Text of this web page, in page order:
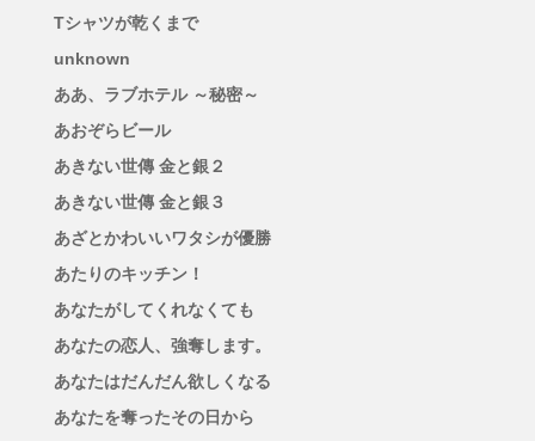
Tシャツが乾くまで
unknown
ああ、ラブホテル ～秘密～
あおぞらビール
あきない世傳 金と銀２
あきない世傳 金と銀３
あざとかわいいワタシが優勝
あたりのキッチン！
あなたがしてくれなくても
あなたの恋人、強奪します。
あなたはだんだん欲しくなる
あなたを奪ったその日から